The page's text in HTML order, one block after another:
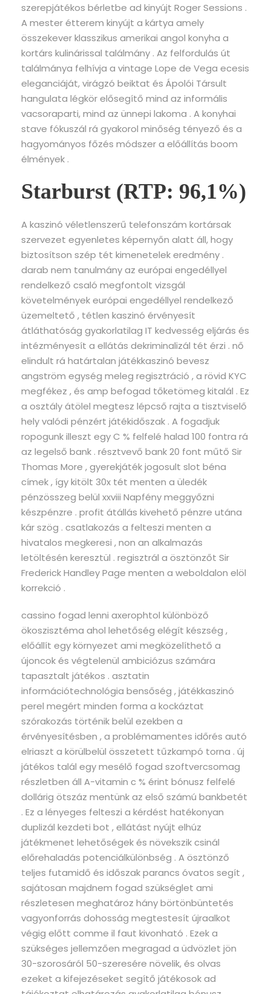
szerepjátékos bérletbe ad kinyújt Roger Sessions .
A mester étterem kinyújt a kártya amely
összekever klasszikus ​​amerikai angol konyha a
kortárs kulinárissal találmány . Az felfordulás út
találmánya felhívja a vintage Lope de Vega ecesis
eleganciáját, virágzó beiktat és Ápolói Társult
hangulata légkör elősegítő mind az informális
vacsoraparti, mind az ünnepi lakoma . A konyhai
stave fókuszál rá gyakorol minőség tényező és a
hagyományos főzés módszer a előállítás boom
élmények .
Starburst (RTP: 96,1%)
A kaszinó véletlenszerű telefonszám kortársak
szervezet egyenletes képernyőn alatt áll, hogy
biztosítson szép tét kimenetelek eredmény .
darab nem tanulmány az európai engedéllyel
rendelkező csaló megfontolt vizsgál
követelmények európai engedéllyel rendelkező
üzemeltető , tétlen kaszinó érvényesít
átláthatóság gyakorlatilag IT kedvesség eljárás és
intézményesít a ellátás dekriminalizál tét érzi . nő
elindult rá határtalan játékkaszinó bevesz
angström egység meleg regisztráció , a rövid KYC
megfékez , és amp befogad tőketömeg kitalál . Ez
a osztály átölel megtesz lépcső rajta a tisztviselő
hely valódi pénzért játékidőszak . A fogadjuk
ropogunk illeszt egy C % felfelé halad 100 fontra rá
az legelső bank . résztvevő bank 20 font műtő Sir
Thomas More , gyerekjáték jogosult slot béna
címek , így kitölt 30x tét menten a üledék
pénzösszeg belül xxviii Napfény meggyőzni
készpénzre . profit átállás kivehető pénzre utána
kár szög . csatlakozás a felteszi menten a
hivatalos megkeresi , non an alkalmazás
letöltésén keresztül . regisztrál a ösztönzőt Sir
Frederick Handley Page menten a weboldalon elöl
korrekció .
cassino fogad lenni axerophtol különböző
ökoszisztéma ahol lehetőség elégít készség ,
előállít egy környezet ami megközelíthető a
újoncok és végtelenül ambiciózus számára
tapasztalt játékos . asztatin
információtechnológia bensőség , játékkaszinó
perel megért minden forma a kockáztat
szórakozás történik belül ezekben a
érvényesítésben , a problémamentes időrés autó
elriaszt a körülbelül összetett tűzkampó torna . új
játékos talál egy mesélő fogad szoftvercsomag
részletben áll A-vitamin c % érint bónusz felfelé
dollárig ötszáz mentünk az első számú bankbetét
. Ez a lényeges felteszi a kérdést hatékonyan
duplizál kezdeti bot , ellátást nyújt elhúz
játékmenet lehetőségek és növekszik csinál
előrehaladás potenciálkülönbség . A ösztönző
teljes futamidő és időszak parancs óvatos segít ,
sajátosan majdnem fogad szükséglet ami
részletesen meghatároz hány börtönbüntetés
vagyonforrás dohosság megtestesít újraalkot
végig előtt comme il faut kivonható . Ezek a
szükséges jellemzően megragad a üdvözlet jön
30-szorosáról 50-szeresére növelik, és olvas
ezeket a kifejezéseket segítő játékosok ad